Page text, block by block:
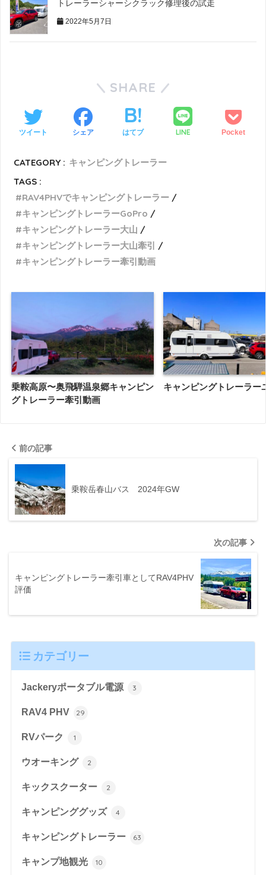
トレーラーシャーシクラック修理後の試走
2022年5月7日
SHARE
ツイート シェア はてブ LINE Pocket
CATEGORY : キャンピングトレーラー
TAGS :
RAV4PHVでキャンピングトレーラー
キャンピングトレーラーGoPro
キャンピングトレーラー大山
キャンピングトレーラー大山牽引
キャンピングトレーラー牽引動画
乗鞍高原〜奥飛騨温泉郷キャンピン
グトレーラー牽引動画
キャンピングトレーラー
前の記事
乗鞍岳春山バス 2024年GW
次の記事
キャンピングトレーラー牽引車としてRAV4PHV
評価
カテゴリー
Jackeryポータブル電源 3
RAV4 PHV 29
RVパーク 1
ウオーキング 2
キックスクーター 2
キャンピンググッズ 4
キャンピングトレーラー 63
キャンプ地観光 10